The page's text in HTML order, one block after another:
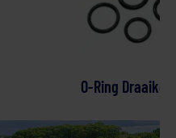
O-Ring